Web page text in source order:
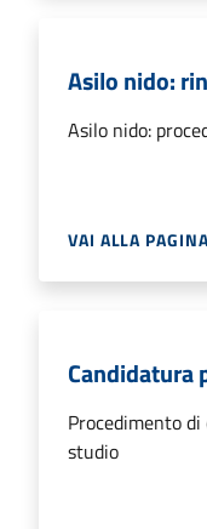
Asilo nido:
Asilo nido:
VAI ALLA PAGINA
Candidatura
Procedimento
studio